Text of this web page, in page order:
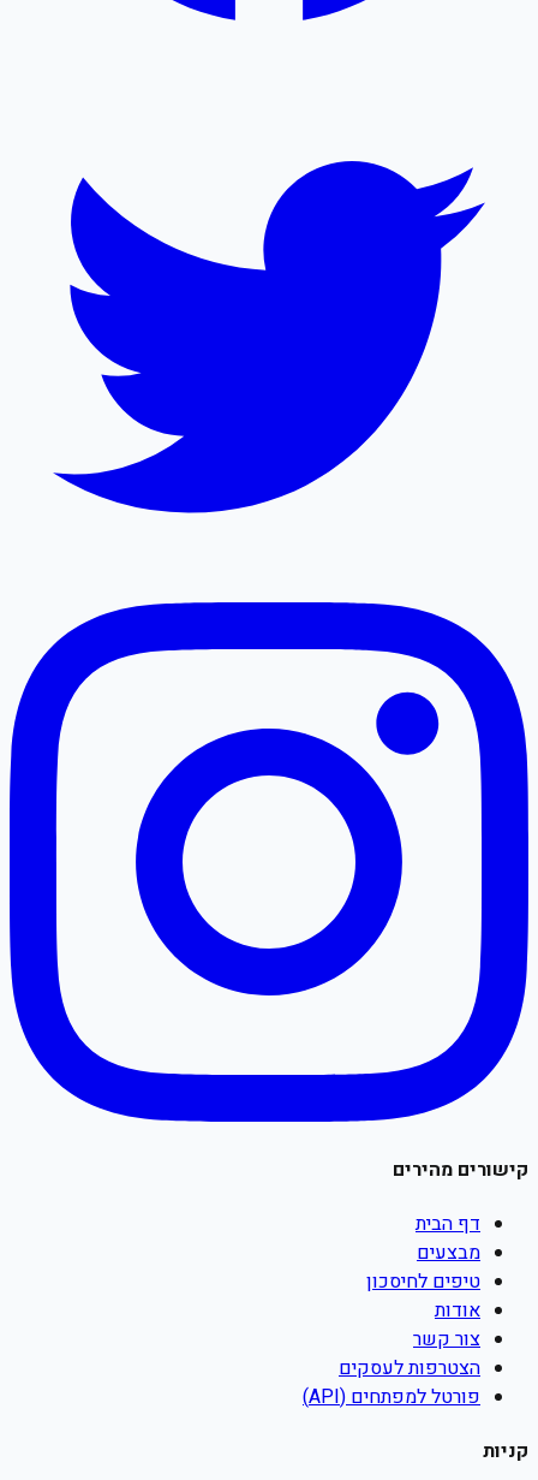
קישורים מהירים
דף הבית
מבצעים
טיפים לחיסכון
אודות
צור קשר
הצטרפות לעסקים
פורטל למפתחים (API)
קניות